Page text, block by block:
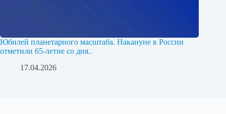
Юбилей планетарного масштаба. Накануне в России
отметили 65-летие со дня..
17.04.2026